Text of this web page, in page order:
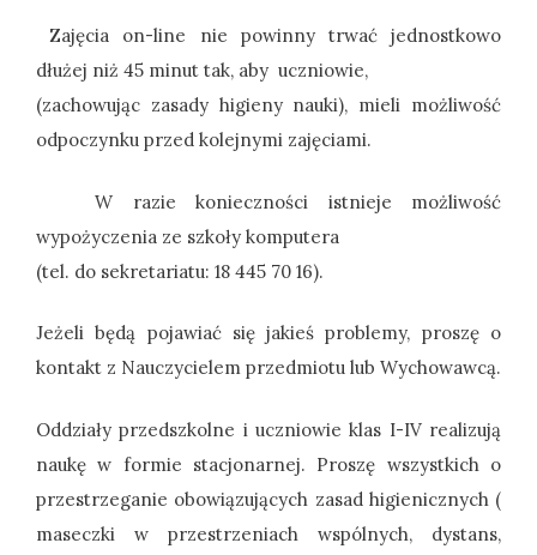
Zajęcia on-line nie powinny trwać jednostkowo
dłużej niż 45 minut tak, aby uczniowie,
(zachowując zasady higieny nauki), mieli możliwość
odpoczynku przed kolejnymi zajęciami.
W razie konieczności istnieje możliwość
wypożyczenia ze szkoły komputera
(tel. do sekretariatu: 18 445 70 16).
Jeżeli będą pojawiać się jakieś problemy, proszę o
kontakt z Nauczycielem przedmiotu lub Wychowawcą.
Oddziały przedszkolne i uczniowie klas I-IV realizują
naukę w formie stacjonarnej. Proszę wszystkich o
przestrzeganie obowiązujących zasad higienicznych (
maseczki w przestrzeniach wspólnych, dystans,